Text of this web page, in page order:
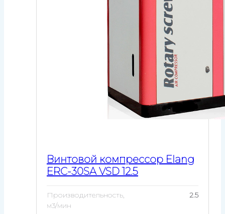
Винтовой компрессор Elang
ERC-30SA VSD 12.5
Производительность,
м3/мин
2.5